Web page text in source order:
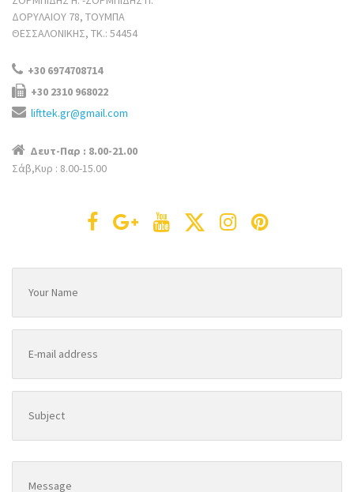
ΔΟΡΥΛΑΙΟΥ 78, ΤΟΥΜΠΑ
ΘΕΣΣΑΛΟΝΙΚΗΣ, TK.: 54454
+30 6974708714
+30 2310 968022
lifttek.gr@gmail.com
Δευτ-Παρ : 8.00-21.00
Σάβ,Κυρ : 8.00-15.00